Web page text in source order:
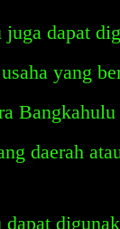
dapat
yang
daerah